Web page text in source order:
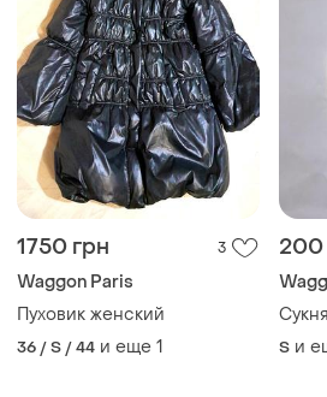
1750 грн 3
Waggon Paris
Пуховик женский
36 / S / 44 и еще 1
200
S и